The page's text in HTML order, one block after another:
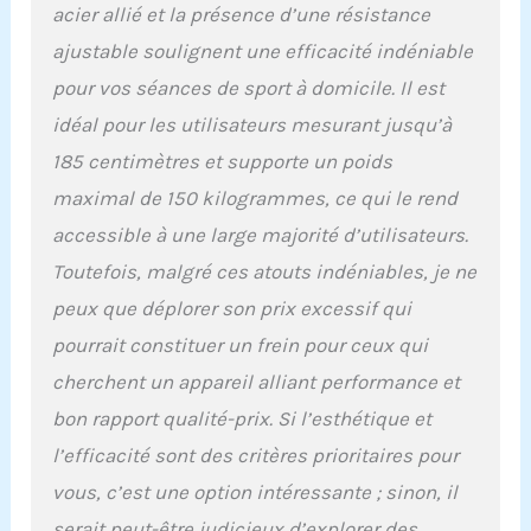
personnes âgées.
pédalant facilement pour
augmenter l'intensité,
entraînements
stimulants et efficaces
tout au long de votre
parcours de remise en
forme. 【Conception
ultra silencieuse】 Le
vélo d'exercice d'intérieur
est équipé d'un système
de réglage de la
résistance magnétique,
vous pouvez donc
facilement régler le
niveau de résistance
pendant l'exercice. Le
système d'entraînement
acier allié et la présence d’une résistance
ajustable soulignent une efficacité indéniable
pour vos séances de sport à domicile. Il est
idéal pour les utilisateurs mesurant jusqu’à
185 centimètres et supporte un poids
maximal de 150 kilogrammes, ce qui le rend
accessible à une large majorité d’utilisateurs.
Toutefois, malgré ces atouts indéniables, je ne
peux que déplorer son prix excessif qui
pourrait constituer un frein pour ceux qui
cherchent un appareil alliant performance et
bon rapport qualité-prix. Si l’esthétique et
l’efficacité sont des critères prioritaires pour
vous, c’est une option intéressante ; sinon, il